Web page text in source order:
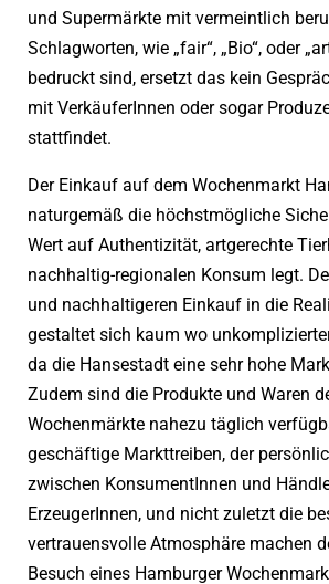
und Supermärkte mit vermeintlich
Schlagworten, wie „fair“, „Bio“, oder
bedruckt sind, ersetzt das kein
mit VerkäuferInnen oder sogar
stattfindet.
Der Einkauf auf dem Wochenmarkt
naturgemäß die höchstmögliche
Wert auf Authentizität, artgerechte
nachhaltig-regionalen Konsum legt.
und nachhaltigeren Einkauf in die
gestaltet sich kaum wo
da die Hansestadt eine sehr hohe
Zudem sind die Produkte und Waren
Wochenmärkte nahezu täglich
geschäftige Markttreiben, der
zwischen KonsumentInnen und
ErzeugerInnen, und nicht zuletzt die
vertrauensvolle Atmosphäre machen
Besuch eines Hamburger